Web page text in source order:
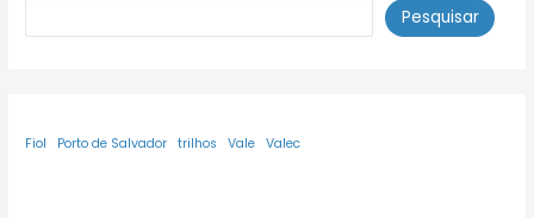
Pesquisar
Fiol Porto de Salvador trilhos Vale Valec